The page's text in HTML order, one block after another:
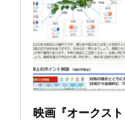
映画『オークス